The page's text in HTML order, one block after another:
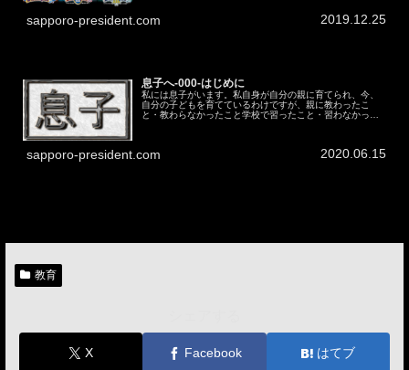
sapporo-president.com 2019.12.25
息子へ-000-はじめに
私には息子がいます。私自身が自分の親に育てられ、今、
自分の子どもを育てているわけですが、親に教わったこ
と・教わらなかったこと学校で習ったこと・習わなかった
sapporo-president.com 2020.06.15
教育
X Facebook はてブ